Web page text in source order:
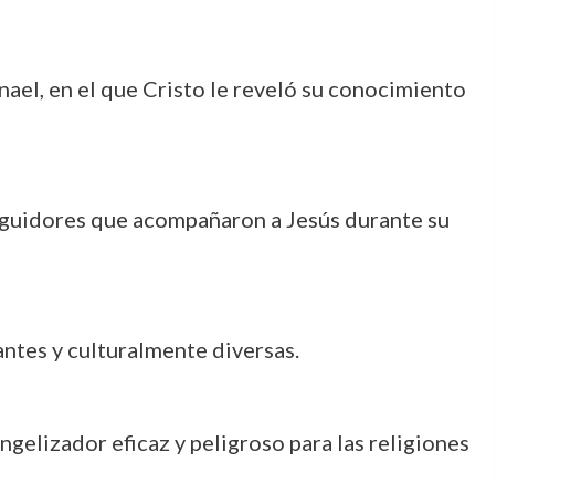
en el que Cristo le reveló su conocimiento
que acompañaron a Jesús durante su
y culturalmente diversas.
eficaz y peligroso para las religiones